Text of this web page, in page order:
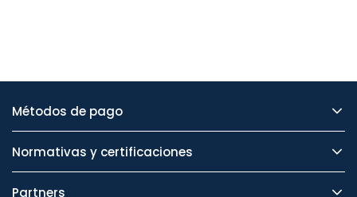
Métodos de pago
Normativas y certificaciones
Partners